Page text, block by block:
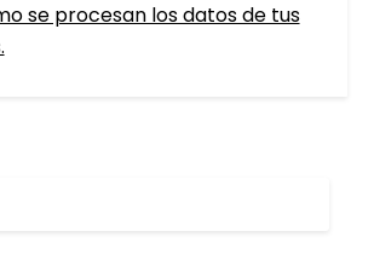
se procesan los datos de tus